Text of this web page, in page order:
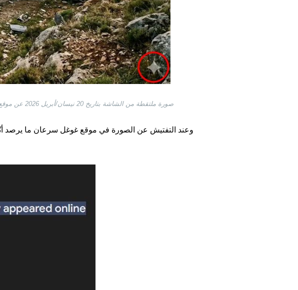
صورة ملتقطة من الشاشة بتاريخ 20 نيسان/أبريل 2026 عن موقع فيسبوك مع إضافة إشارة لشعار "جيميناي" وإشارة إلى أنّ الصورة مولّدة بالذكاء الاصطناعي
وعند التفتيش عن الصورة في موقع غوغل سرعان ما يرصد